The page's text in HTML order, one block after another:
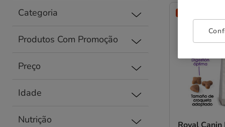
Categoria
Produtos Com Promoção
Preço
Idade
Nutrição